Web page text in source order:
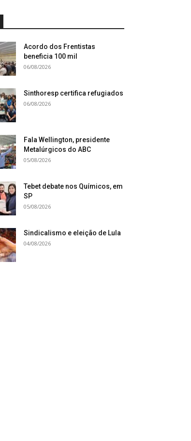
Acordo dos Frentistas
beneficia 100 mil
06/08/2026
Sinthoresp certifica refugiados
06/08/2026
Fala Wellington, presidente
Metalúrgicos do ABC
05/08/2026
Tebet debate nos Químicos, em
SP
05/08/2026
Sindicalismo e eleição de Lula
04/08/2026